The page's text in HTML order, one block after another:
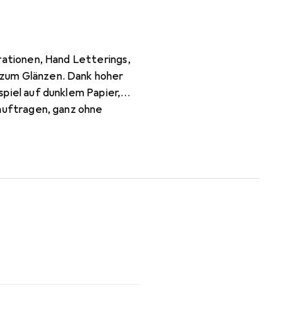
Hand Letterings,
Glänzen. Dank hoher
auf dunklem Papier,
ganz ohne
zaubern. Die Stifte